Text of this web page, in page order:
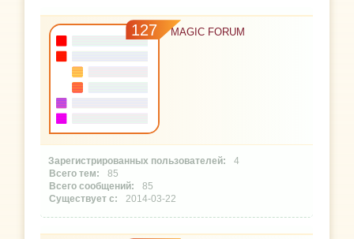
127 MAGIC FORUM
4
85
85
2014-03-22